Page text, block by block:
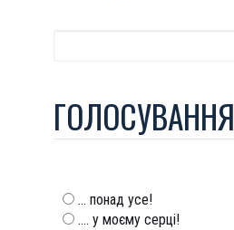
ГОЛОСУВАННЯ
... понад усе!
.... у моєму серці!